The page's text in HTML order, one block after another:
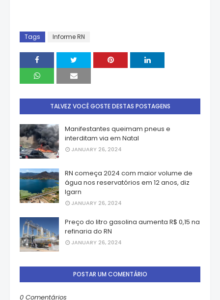
Tags Informe RN
TALVEZ VOCÊ GOSTE DESTAS POSTAGENS
Manifestantes queimam pneus e
interditam via em Natal
JANUARY 26, 2024
RN começa 2024 com maior volume de
água nos reservatórios em 12 anos, diz
Igarn
JANUARY 26, 2024
Preço do litro gasolina aumenta R$ 0,15 na
refinaria do RN
JANUARY 26, 2024
POSTAR UM COMENTÁRIO
0 Comentários